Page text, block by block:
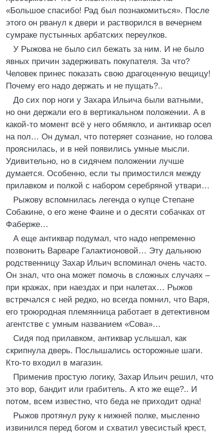
«Большое спасибо! Рад был познакомиться». После
этого он рванул к двери и растворился в вечернем
сумраке пустынных арбатских переулков.
У Рыжова не было сил бежать за ним. И не было
явных причин задерживать покупателя. За что?
Человек принес показать свою драгоценную вещицу!
Почему его надо держать и не пущать?..
До сих пор ноги у Захара Ильича были ватными,
но они держали его в вертикальном положении. А в
какой-то момент всё у него обмякло, и антиквар осел
на пол… Он думал, что потеряет сознание, но голова
прояснилась, и в ней появились умные мысли.
Удивительно, но в сидячем положении лучше
думается. Особенно, если ты примостился между
прилавком и полкой с набором серебряной утвари…
Рыжову вспомнилась легенда о купце Степане
Собакине, о его жене Фаине и о десяти собачках от
Фаберже…
А еще антиквар подумал, что надо непременно
позвонить Варваре Галактионовой… Эту дальнюю
родственницу Захар Ильич вспоминал очень часто.
Он знал, что она может помочь в сложных случаях –
при кражах, при наездах и при налетах… Рыжов
встречался с ней редко, но всегда помнил, что Варя,
его троюродная племянница работает в детективном
агентстве с умным названием «Сова»…
Сидя под прилавком, антиквар услышал, как
скрипнула дверь. Послышались осторожные шаги.
Кто-то входил в магазин.
Применив простую логику, Захар Ильич решил, что
это вор, бандит или грабитель. А кто же еще?.. И
потом, всем известно, что беда не приходит одна!
Рыжов протянул руку к нижней полке, мысленно
извинился перед богом и схватил увесистый крест,